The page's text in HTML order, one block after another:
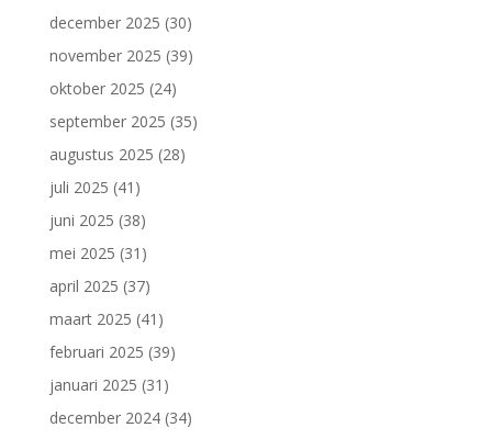
december 2025 (30)
november 2025 (39)
oktober 2025 (24)
september 2025 (35)
augustus 2025 (28)
juli 2025 (41)
juni 2025 (38)
mei 2025 (31)
april 2025 (37)
maart 2025 (41)
februari 2025 (39)
januari 2025 (31)
december 2024(34)